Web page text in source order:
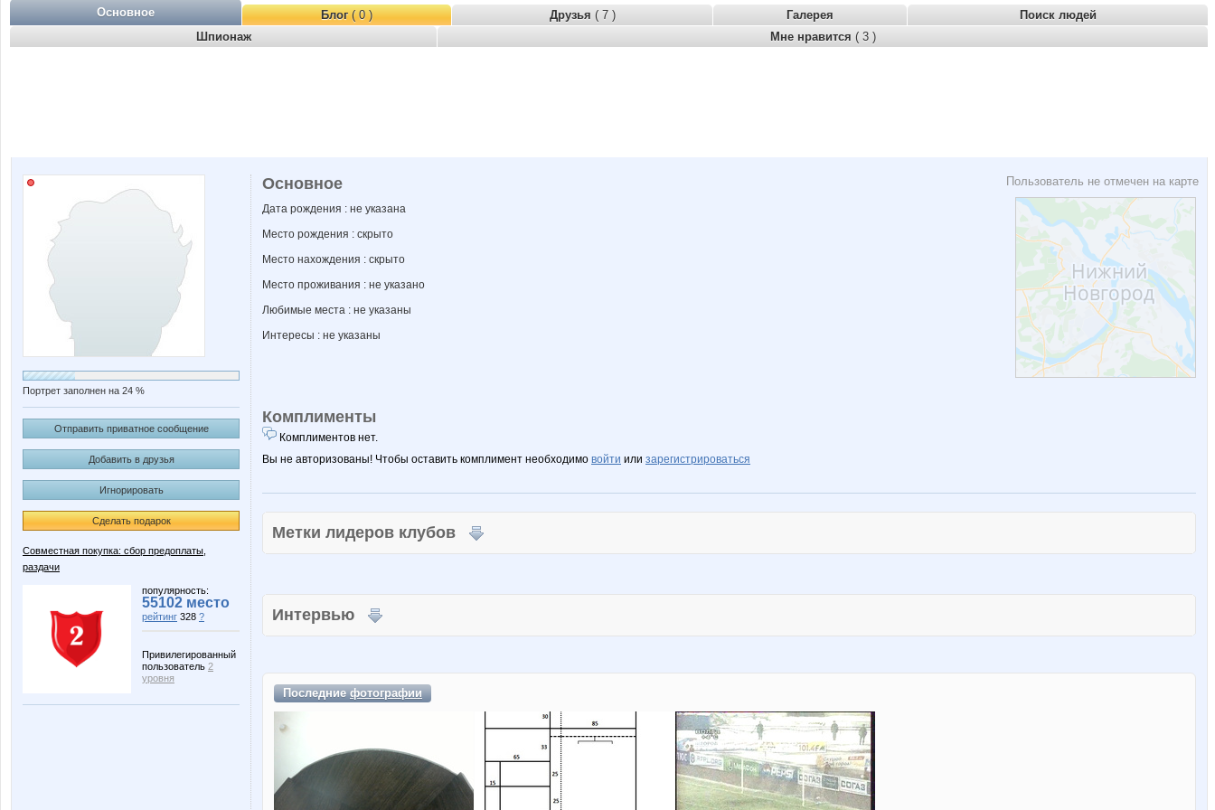
Основное Блог( 0 ) Друзья ( 7 ) Галерея
Поиск людей
Шпионаж
Мне нравится ( 3 )
Портрет заполнен на 24 %
Отправить приватное сообщение
Добавить в друзья
Игнорировать
Сделать подарок
Совместная покупка: сбор предоплаты,
раздачи
популярность:
55102 место
рейтинг 328 ?
Привилегированный
пользователь 2
уровня
Пользователь не отмечен на карте
Основное
Дата рождения : не указана
Место рождения : скрыто
Место нахождения : скрыто
Место проживания : не указано
Любимые места : не указаны
Интересы : не указаны
Комплименты
Комплиментов нет.
Вы не авторизованы! Чтобы оставить комплимент необходимо войти или зарегистрироваться
Метки лидеров клубов
Интервью
Последниефотографии